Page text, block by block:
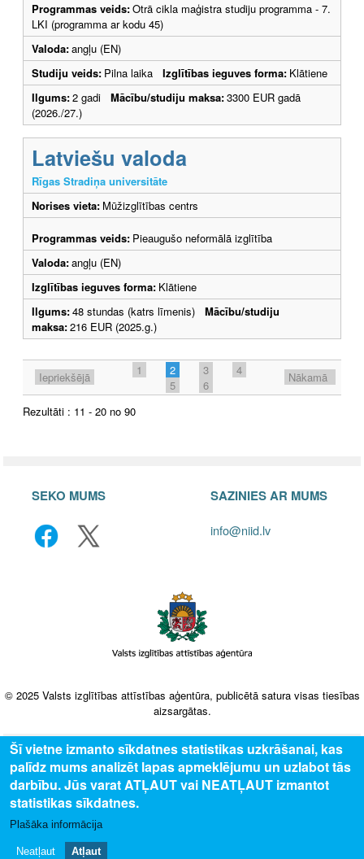
Programmas veids:Otrā cikla maģistra studiju programma - 7.
LKI (programma ar kodu 45)
Valoda:angļu (EN)
Studiju veids: Pilna laika Izglītības ieguves forma: Klātiene
Ilgums:2 gadi Mācību/studiju maksa:3300 EUR gadā
(2026./27.)
Latviešu valoda
Rīgas Stradiņa universitāte
Norises vieta: Mūžizglītības centrs
Programmas veids: Pieaugušo neformālā izglītība
Valoda:angļu (EN)
Izglītības ieguves forma: Klātiene
Ilgums:48 stundas (katrs līmenis) Mācību/studiju
maksa:216 EUR (2025.g.)
Iepriekšējā 1 2 3
4
5
6
Nākamā
Rezultāti : 11 - 20 no 90
SEKO MUMS SAZINIES AR MUMS
info@niid.lv
© 2025 Valsts izglītības attīstības aģentūra, publicētā satura visas tiesības
aizsargātas.
Šī vietne izmanto sīkdatnes statistikas uzkrāšanai, kas
palīdz mums analizēt lapas apmeklējumu un uzlabot tās
darbību. Jūs varat ATĻAUT vai NEATĻAUT izmantot
statistikas sīkdatnes.
Plašāka informācija
Neatļaut Atļaut